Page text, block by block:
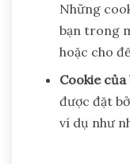
Những
bạn trong
hoặc cho
Cookie
được đặt
ví dụ như